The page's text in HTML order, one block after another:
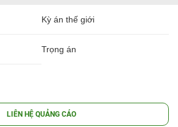
Kỳ án thế giới
Trọng án
LIÊN HỆ QUẢNG CÁO